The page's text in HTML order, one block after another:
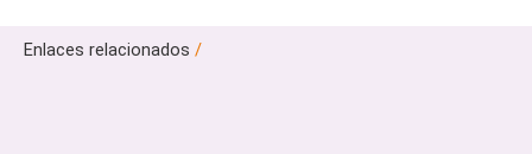
Enlaces relacionados /